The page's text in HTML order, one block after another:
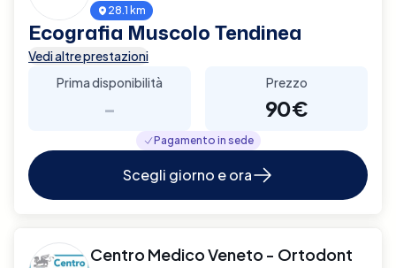
28.1 km
Ecografia Muscolo Tendinea
Vedi altre prestazioni
Prima disponibilità
-
Prezzo
90€
Pagamento in sede
Scegli giorno e ora
Centro Medico Veneto - Ortodont